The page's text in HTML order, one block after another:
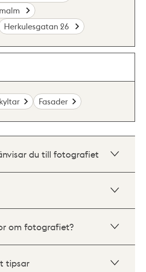
Herkulesgatan 26
Fasader
du till fotografiet
om fotografiet?
tipsar